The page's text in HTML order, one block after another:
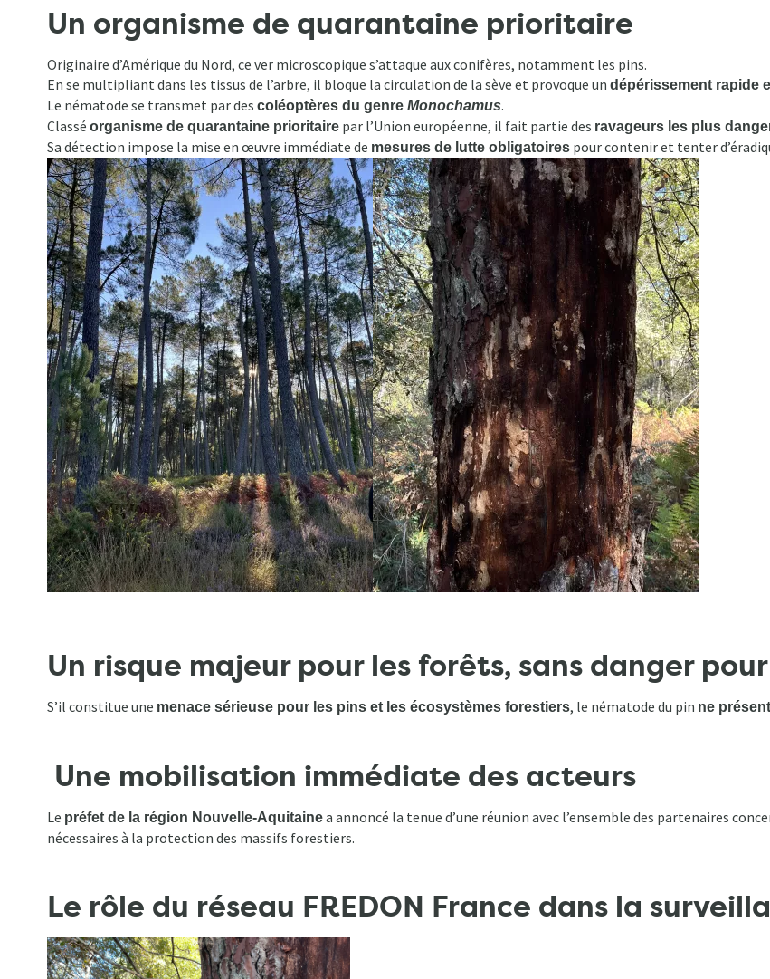
Un organisme de quarantaine prioritaire
Originaire d’Amérique du Nord, ce ver microscopique s’attaque aux conifères, notamment les pins.
En se multipliant dans les tissus de l’arbre, il bloque la circulation de la sève et provoque un dépérissement rapide
Le nématode se transmet par des coléoptères du genre Monochamus.
Classé organisme de quarantaine prioritaire par l’Union européenne, il fait partie des ravageurs les plus
Sa détection impose la mise en œuvre immédiate de mesures de lutte obligatoires pour contenir et tenter
Un risque majeur pour les forêts, sans danger
S’il constitue une menace sérieuse pour les pins et les écosystèmes forestiers, le nématode du pin ne
Une mobilisation immédiate des acteurs
Le préfet de la région Nouvelle-Aquitainea annoncé la tenue d’une réunion avec l’ensemble des partenaires
nécessaires à la protection des massifs forestiers.
Le rôle du réseau FREDON France dans la